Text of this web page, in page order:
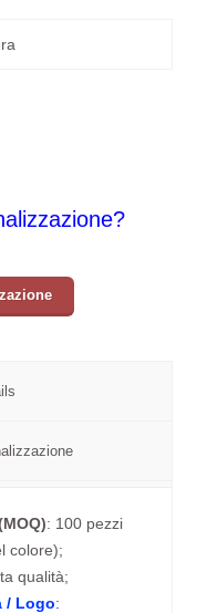
: 100 pezzi
colore);
qualità;
/ Logo: